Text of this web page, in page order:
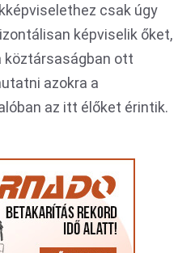
csak úgy
képviselik őket,
köztársaságban ott
azokra a
az itt élőket érintik.